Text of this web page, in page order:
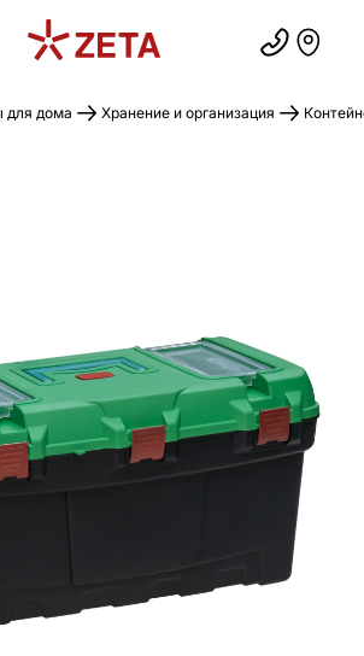
для дома Хранение и организация